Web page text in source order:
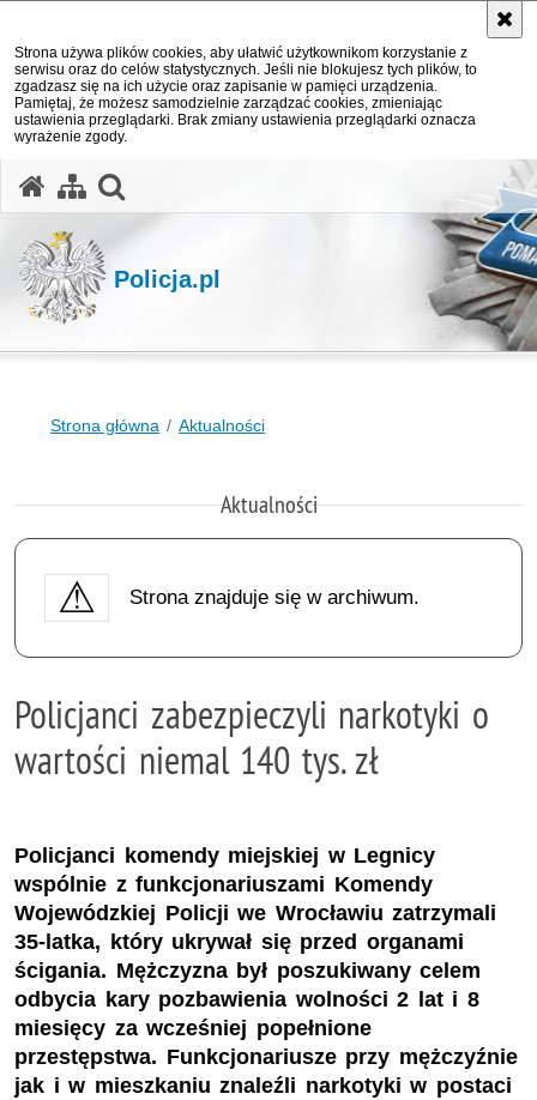
Strona używa plików cookies, aby ułatwić użytkownikom korzystanie z
serwisu oraz do celów statystycznych. Jeśli nie blokujesz tych plików, to
zgadzasz się na ich użycie oraz zapisanie w pamięci urządzenia.
Pamiętaj, że możesz samodzielnie zarządzać cookies, zmieniając
ustawienia przeglądarki. Brak zmiany ustawienia przeglądarki oznacza
wyrażenie zgody.
Policja.pl
Strona główna Aktualności
Aktualności
Strona znajduje się w archiwum.
Policjanci zabezpieczyli narkotyki o
wartości niemal 140 tys. zł
Policjanci komendy miejskiej w Legnicy
wspólnie z funkcjonariuszami Komendy
Wojewódzkiej Policji we Wrocławiu zatrzymali
35-latka, który ukrywał się przed organami
ścigania. Mężczyzna był poszukiwany celem
odbycia kary pozbawienia wolności 2 lat i 8
miesięcy za wcześniej popełnione
przestępstwa. Funkcjonariusze przy mężczyźnie
jak i w mieszkaniu znaleźli narkotyki w postaci